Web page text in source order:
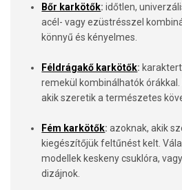
Bőr karkötők: időtlen,
acél- vagy ezüstrésszel
könnyű és kényelmes.
Féldrágakő karkötők:
remekül kombinálhatók órákkal.
akik szeretik a természetes
Fém karkötők: azoknak, akik
kiegészítőjük feltűnést kelt.
modellek keskeny csuklóra,
dizájnok.